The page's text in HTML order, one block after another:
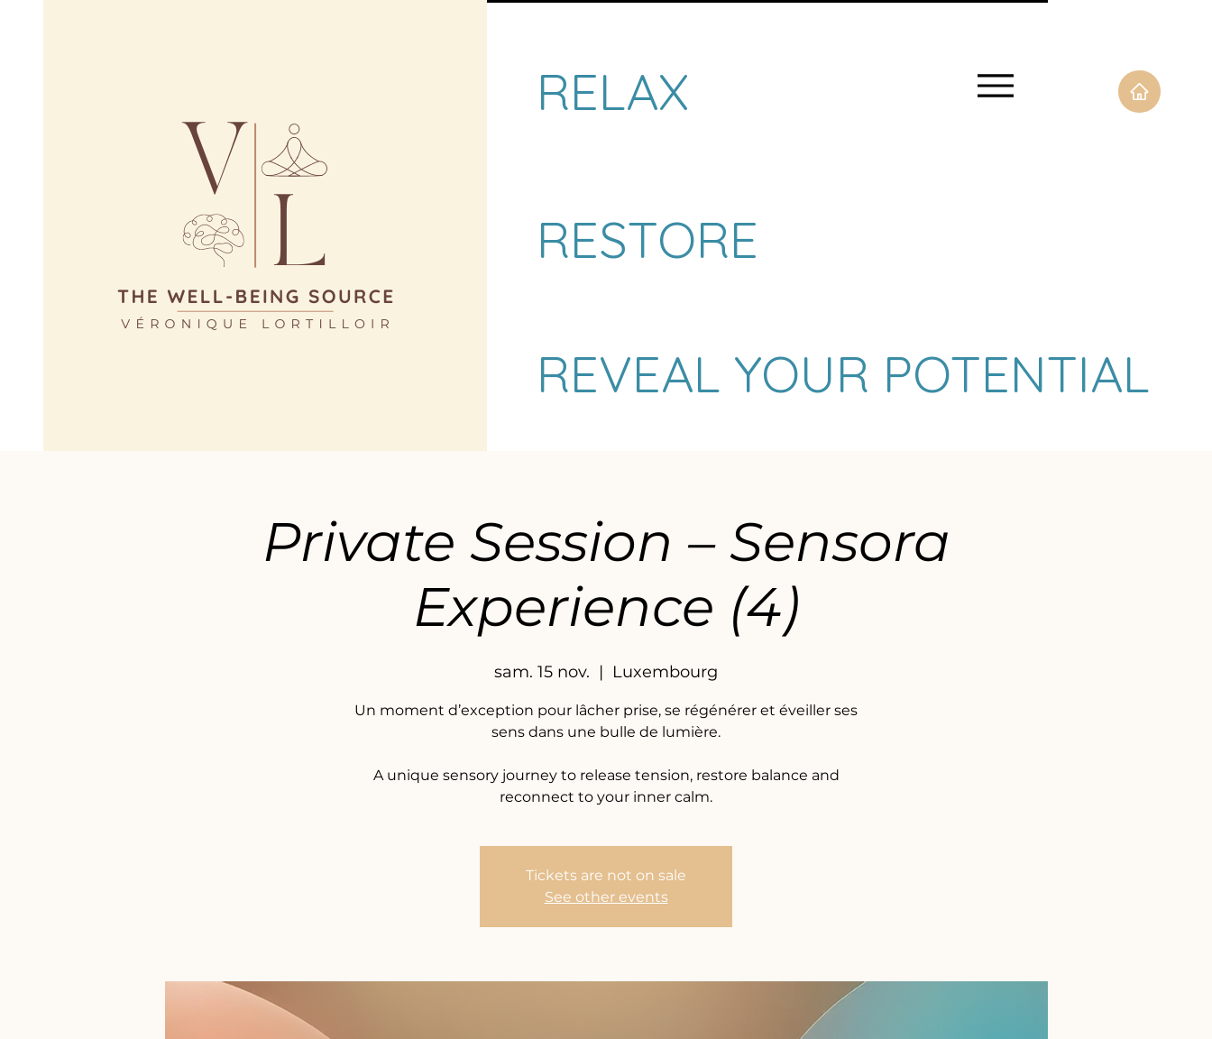
RELAX
RESTORE
REVEAL YOUR POTENTIAL
Private Session – Sensora
Experience (4)
sam. 15 nov.
  |
Luxembourg
Un moment d’exception pour lâcher prise, se régénérer et éveiller ses
sens dans une bulle de lumière.
A unique sensory journey to release tension, restore balance and
reconnect to your inner calm.
Tickets are not on sale
See other events